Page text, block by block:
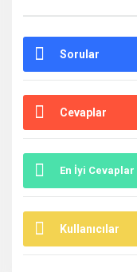
Sorular
Cevaplar
En İyi Cevaplar
Kullanıcılar